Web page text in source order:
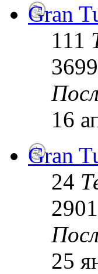
Gran
111
3699
16
Gran
24
2901
25